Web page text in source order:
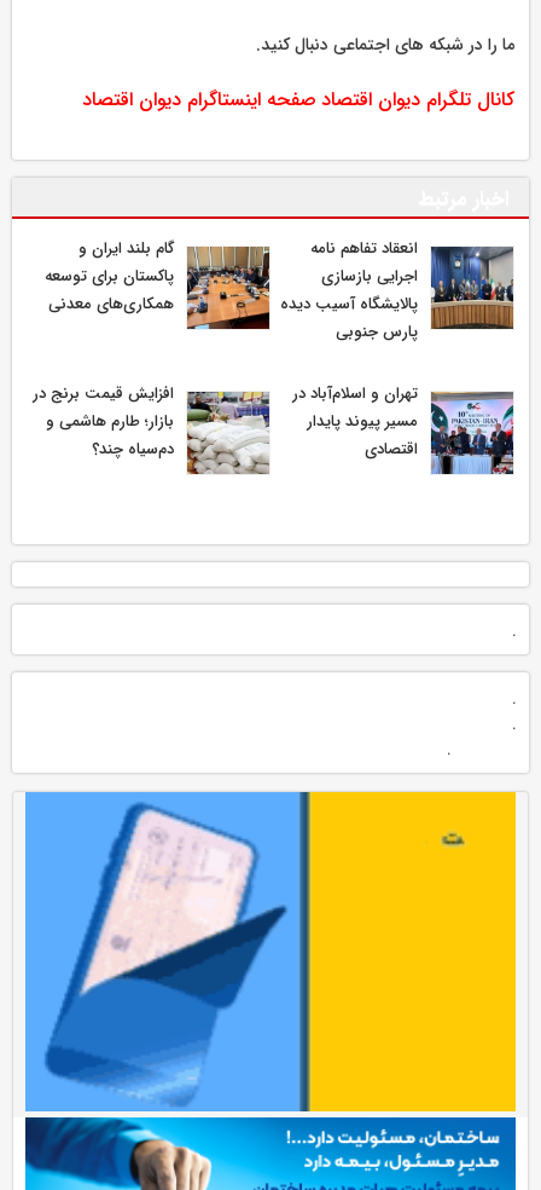
ما را در شبکه های اجتماعی دنبال کنید.
کانال تلگرام دیوان اقتصاد صفحه اینستاگرام دیوان اقتصاد
انعقاد تفاهم نامه
اجرایی بازسازی
پالایشگاه آسیب دیده
پارس جنوبی
گام بلند ایران و
پاکستان برای توسعه
همکاری‌های معدنی
تهران و اسلام‌آباد در
مسیر پیوند پایدار
اقتصادی
افزایش قیمت برنج در
بازار؛ طارم هاشمی و
دم‌سیاه چند؟
.
.
.
.